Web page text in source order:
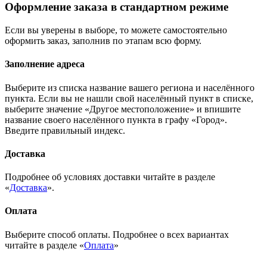
Оформление заказа в стандартном режиме
Если вы уверены в выборе, то можете самостоятельно
оформить заказ, заполнив по этапам всю форму.
Заполнение адреса
Выберите из списка название вашего региона и населённого
пункта. Если вы не нашли свой населённый пункт в списке,
выберите значение «Другое местоположение» и впишите
название своего населённого пункта в графу «Город».
Введите правильный индекс.
Доставка
Подробнее об условиях доставки читайте в разделе
«Доставка».
Оплата
Выберите способ оплаты. Подробнее о всех вариантах
читайте в разделе «Оплата»